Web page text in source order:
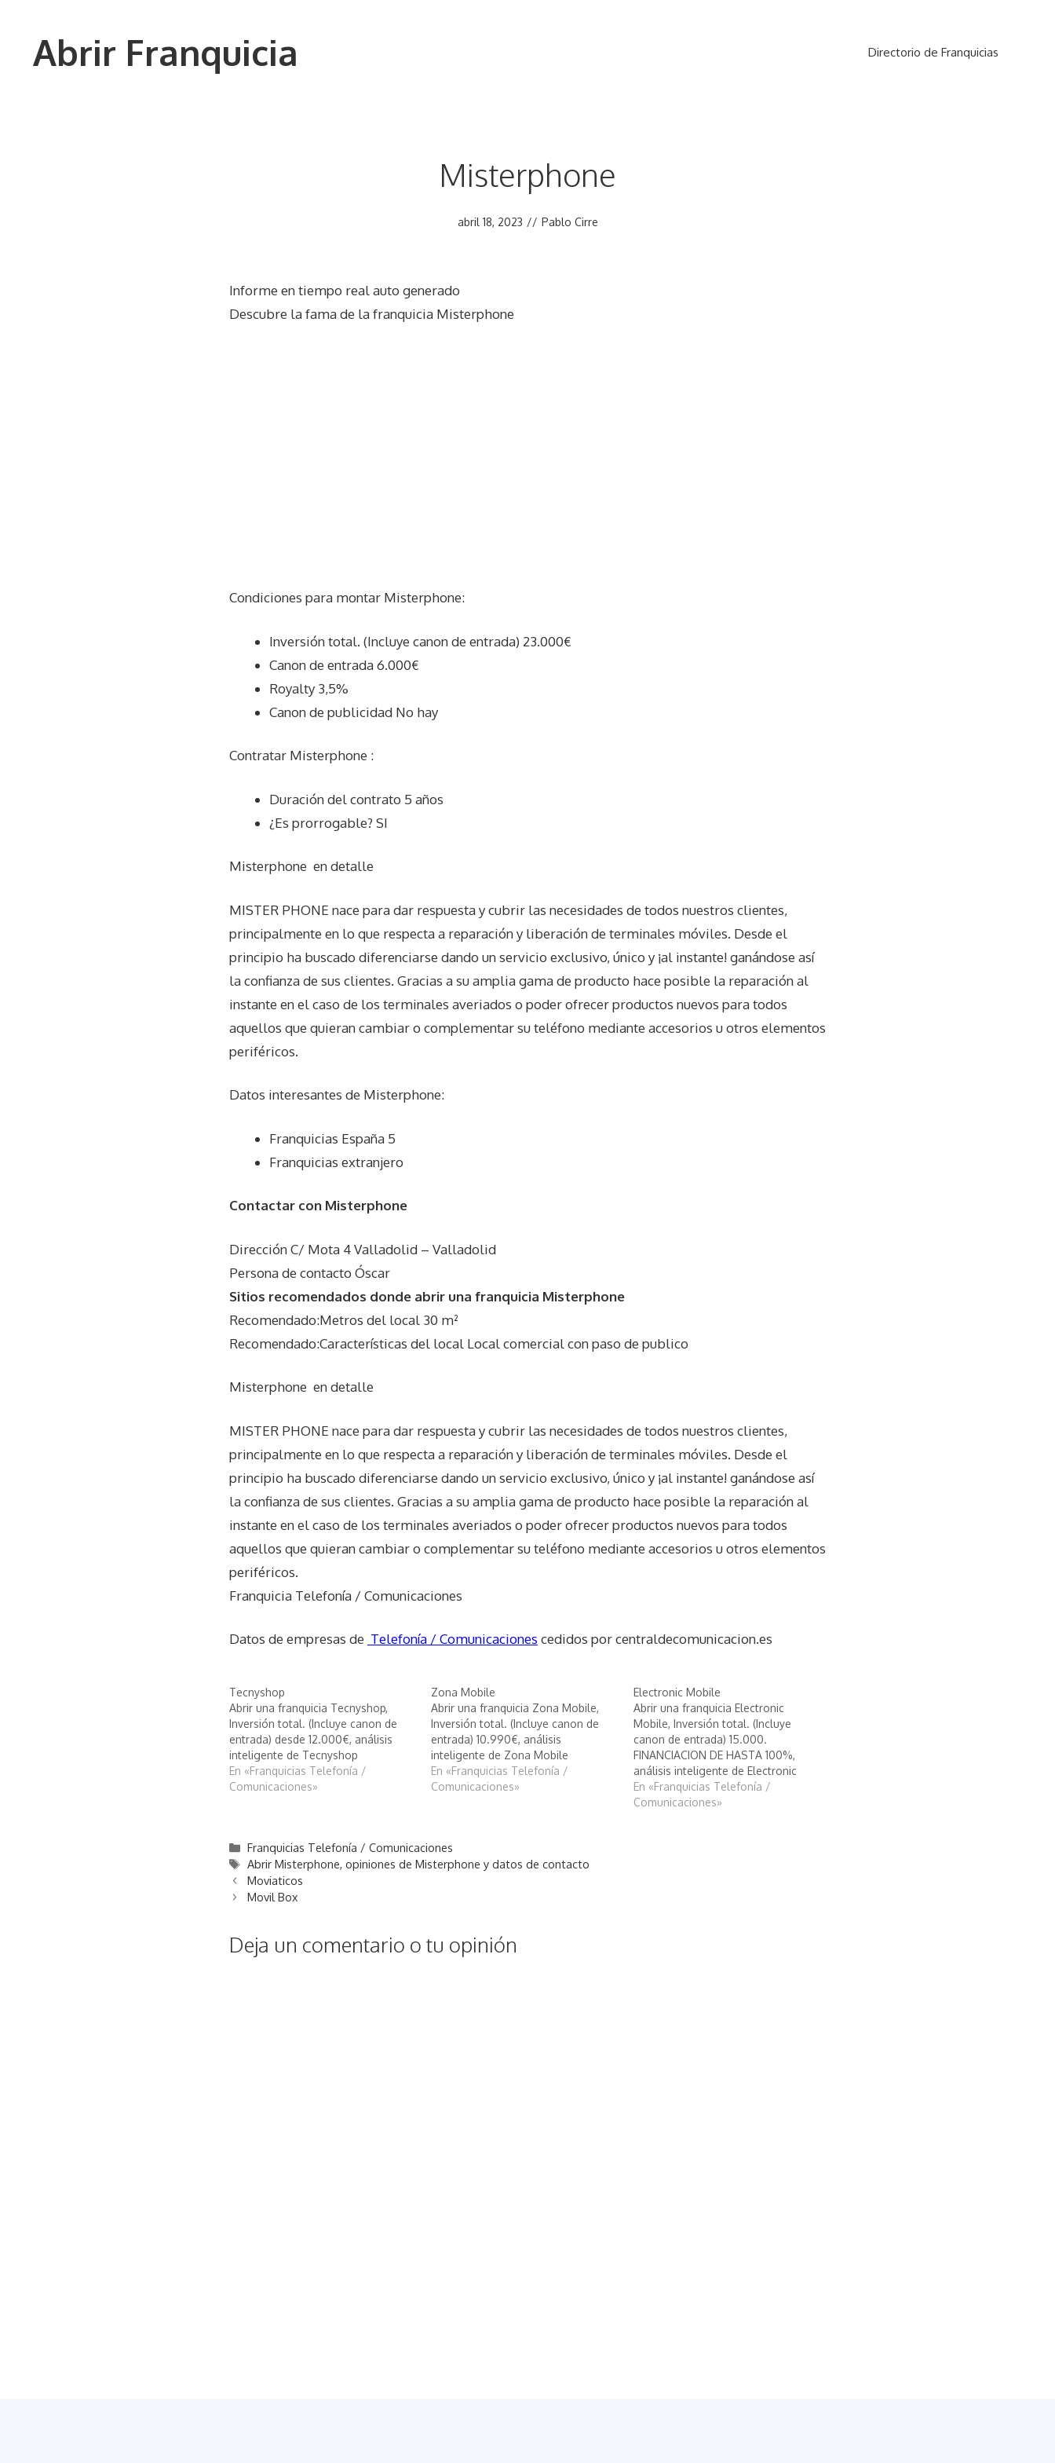
contenidoAbrir Franquicia Directorio de Franquicias
Misterphone
abril 18, 2023 // Pablo Cirre
Informe en tiempo real auto generado
Descubre la fama de la franquicia Misterphone
Condiciones para montar Misterphone:
Inversión total. (Incluye canon de entrada) 23.000€
Canon de entrada 6.000€
Royalty 3,5%
Canon de publicidad No hay
Contratar Misterphone :
Duración del contrato 5 años
¿Es prorrogable? SI
Misterphone en detalle
MISTER PHONE nace para dar respuesta y cubrir las necesidades de todos nuestros clientes,
principalmente en lo que respecta a reparación y liberación de terminales móviles. Desde el
principio ha buscado diferenciarse dando un servicio exclusivo, único y ¡al instante! ganándose así
la confianza de sus clientes. Gracias a su amplia gama de producto hace posible la reparación al
instante en el caso de los terminales averiados o poder ofrecer productos nuevos para todos
aquellos que quieran cambiar o complementar su teléfono mediante accesorios u otros elementos
periféricos.
Datos interesantes de Misterphone:
Franquicias España 5
Franquicias extranjero
Contactar con Misterphone
Dirección C/ Mota 4 Valladolid – Valladolid
Persona de contacto Óscar
Sitios recomendados donde abrir una franquicia Misterphone
Recomendado:Metros del local 30 m²
Recomendado:Características del local Local comercial con paso de publico
Misterphone en detalle
MISTER PHONE nace para dar respuesta y cubrir las necesidades de todos nuestros clientes,
principalmente en lo que respecta a reparación y liberación de terminales móviles. Desde el
principio ha buscado diferenciarse dando un servicio exclusivo, único y ¡al instante! ganándose así
la confianza de sus clientes. Gracias a su amplia gama de producto hace posible la reparación al
instante en el caso de los terminales averiados o poder ofrecer productos nuevos para todos
aquellos que quieran cambiar o complementar su teléfono mediante accesorios u otros elementos
periféricos.
Franquicia Telefonía / Comunicaciones
Datos de empresas de Telefonía / Comunicaciones cedidos por centraldecomunicacion.es
Tecnyshop
Abrir una franquicia Tecnyshop,
Inversión total. (Incluye canon de
entrada) desde 12.000€, análisis
inteligente de Tecnyshop
En «Franquicias Telefonía /
Comunicaciones»
Zona Mobile
Abrir una franquicia Zona Mobile,
Inversión total. (Incluye canon de
entrada) 10.990€, análisis
inteligente de Zona Mobile
En «Franquicias Telefonía /
Comunicaciones»
Electronic Mobile
Abrir una franquicia Electronic
Mobile, Inversión total. (Incluye
canon de entrada) 15.000.
FINANCIACION DE HASTA 100%,
análisis inteligente de Electronic
Mobile
En «Franquicias Telefonía /
Comunicaciones»
Categorías
Franquicias Telefonía / Comunicaciones
Etiquetas
Abrir Misterphone,opiniones de Misterphone y datos de contacto
Moviaticos
Movil Box
Deja un comentario o tu opinión